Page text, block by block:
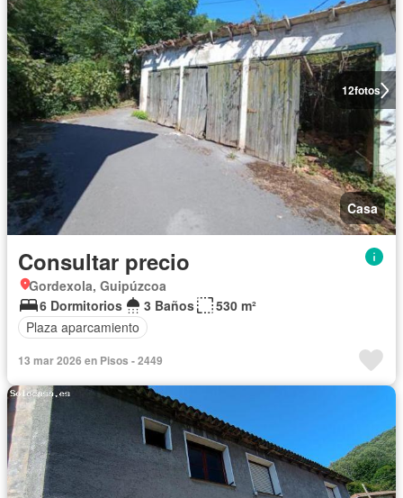
12fotos
Casa
Consultar precio
Gordexola, Guipúzcoa
6 Dormitorios
3 Baños
530 m²
Plaza aparcamiento
13 mar 2026 en Pisos - 2449